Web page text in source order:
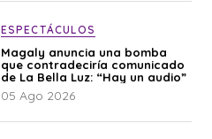
ESPECTÁCULOS
Magaly anuncia una bomba
que contradeciría comunicado
de La Bella Luz: “Hay un audio”
05 Ago 2026